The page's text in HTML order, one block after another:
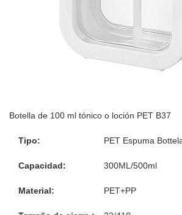
Botella de 100 ml tónico o loción PET B37
Tipo: PET Espuma
Capacidad: 300ML/500ml
Material: PET+PP